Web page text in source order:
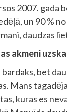
2007. gada
un 90 %
daudzas
akmeni
bet
Mans
kuras es